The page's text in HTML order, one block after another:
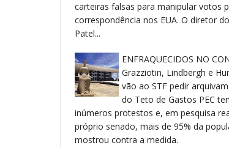
carteiras falsas para manipular votos
correspondência nos EUA. O diretor
Patel...
ENFRAQUECIDOS NO
Grazziotin, Lindbergh e
vão ao STF pedir
do Teto de Gastos PEC
inúmeros protestos e, em pesquisa
próprio senado, mais de 95% da
mostrou contra a medida.